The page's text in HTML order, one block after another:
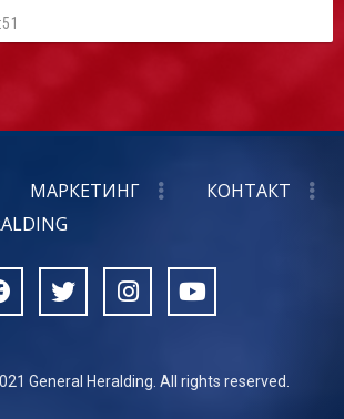
МАРКЕТИНГ
КОНТАКТ
General Heralding. All rights reserved.